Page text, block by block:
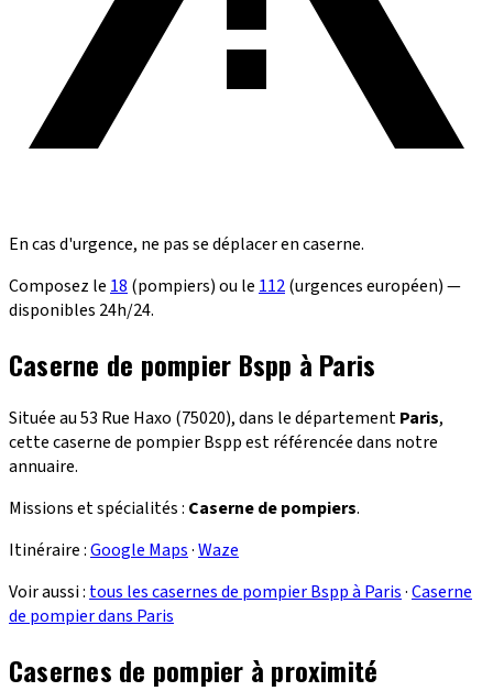
En cas d'urgence, ne pas se déplacer en caserne.
Composez le 18 (pompiers) ou le 112(urgences européen) —
disponibles 24h/24.
Caserne de pompier Bspp à Paris
Située au 53 Rue Haxo (75020), dans le départementParis,
cette caserne de pompier Bspp est référencée dans notre
annuaire.
Missions et spécialités : Caserne de pompiers.
Itinéraire :Google Maps·Waze
Voir aussi : tous les casernes de pompier Bspp à Paris·Caserne
de pompier dans Paris
Casernes de pompier à proximité